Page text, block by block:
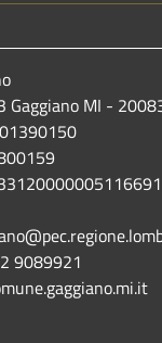
Gaggiano MI -
9089921